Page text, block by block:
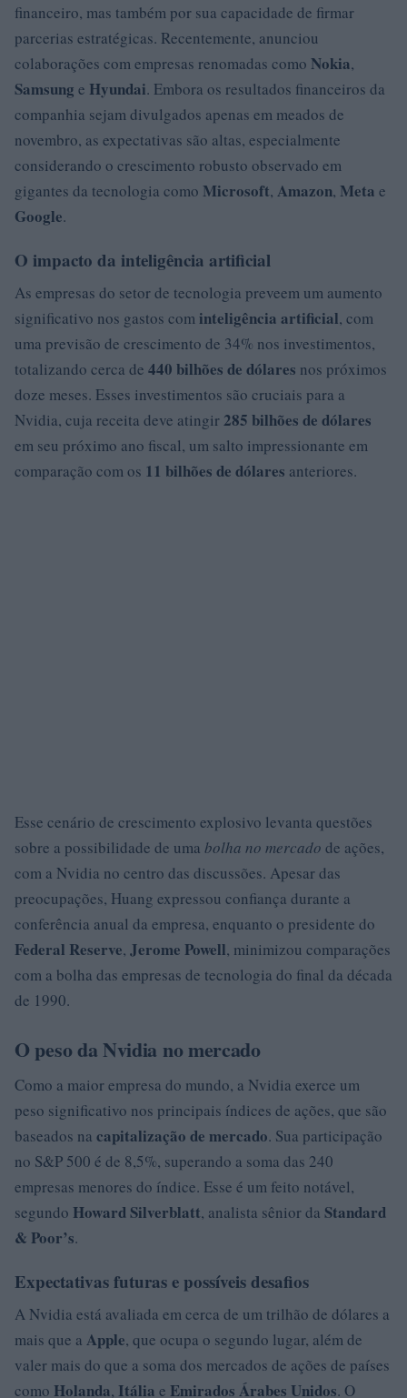
financeiro, mas também por sua capacidade de firmar
parcerias estratégicas. Recentemente, anunciou
colaborações com empresas renomadas como Nokia,
Samsung e Hyundai. Embora os resultados financeiros da
companhia sejam divulgados apenas em meados de
novembro, as expectativas são altas, especialmente
considerando o crescimento robusto observado em
gigantes da tecnologia como Microsoft, Amazon, Meta e
Google.
O impacto da inteligência artificial
As empresas do setor de tecnologia preveem um aumento
significativo nos gastos cominteligência artificial, com
uma previsão de crescimento de 34% nos investimentos,
totalizando cerca de 440 bilhões de dólares nos próximos
doze meses. Esses investimentos são cruciais para a
Nvidia, cuja receita deve atingir285 bilhões de dólares
em seu próximo ano fiscal, um salto impressionante em
comparação com os 11 bilhões de dólares anteriores.
Esse cenário de crescimento explosivo levanta questões
sobre a possibilidade de uma bolha no mercado de ações,
com a Nvidia no centro das discussões. Apesar das
preocupações, Huang expressou confiança durante a
conferência anual da empresa, enquanto o presidente do
Federal Reserve, Jerome Powell, minimizou comparações
com a bolha das empresas de tecnologia do final da década
de 1990.
O peso da Nvidia no mercado
Como a maior empresa do mundo, a Nvidia exerce um
peso significativo nos principais índices de ações, que são
baseados na capitalização de mercado. Sua participação
no S&P 500 é de 8,5%, superando a soma das 240
empresas menores do índice. Esse é um feito notável,
segundo Howard Silverblatt, analista sênior da Standard
& Poor’s.
Expectativas futuras e possíveis desafios
A Nvidia está avaliada em cerca de um trilhão de dólares a
mais que a Apple, que ocupa o segundo lugar, além de
valer mais do que a soma dos mercados de ações de países
como Holanda, Itália e Emirados Árabes Unidos. O